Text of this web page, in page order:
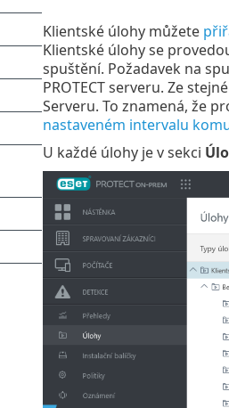
Klientské úlohy můžete
Klientské úlohy se
spuštění. Požadavek na
PROTECT serveru. Ze
Serveru. To znamená, že
nastaveném intervalu
U každé úlohy je v sekci